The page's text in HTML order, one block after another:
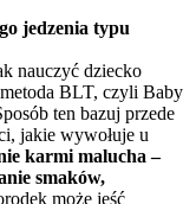
jedzenia typu
nauczyć dziecko
BLT, czyli Baby
ten bazuj przede
jakie wywołuje u
karmi malucha –
smaków,
może jeść